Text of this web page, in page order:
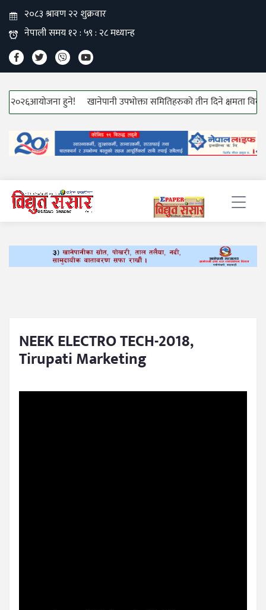
२०२६आयोजना हुने! खानेपानी उपभोक्ता समितिहरुको तीन दिने क्षमता
NEEK ELECTRO TECH-2018,
Tirupati Marketing